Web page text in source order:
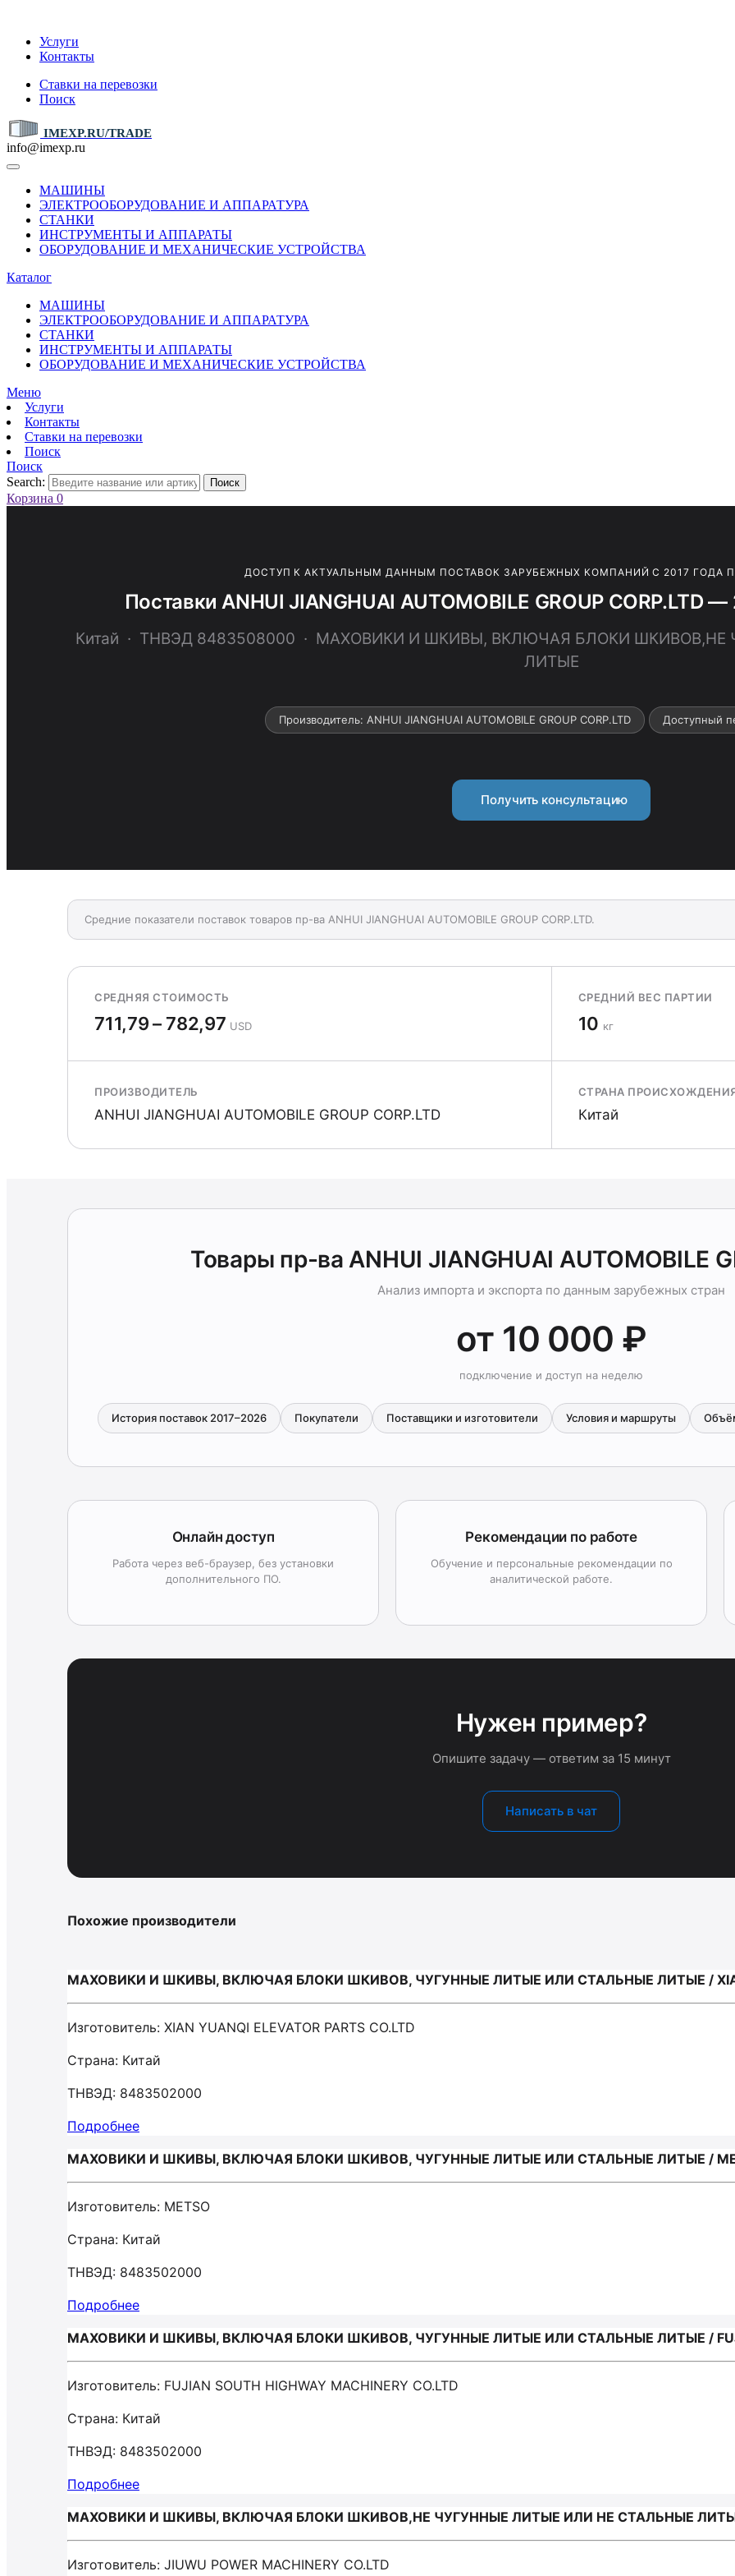
Услуги
Контакты
Ставки на перевозки
Поиск
IMEXP.RU/TRADE
info@imexp.ru
МАШИНЫ
ЭЛЕКТРООБОРУДОВАНИЕ И АППАРАТУРА
СТАНКИ
ИНСТРУМЕНТЫ И АППАРАТЫ
ОБОРУДОВАНИЕ И МЕХАНИЧЕСКИЕ УСТРОЙСТВА
Каталог
МАШИНЫ
ЭЛЕКТРООБОРУДОВАНИЕ И АППАРАТУРА
СТАНКИ
ИНСТРУМЕНТЫ И АППАРАТЫ
ОБОРУДОВАНИЕ И МЕХАНИЧЕСКИЕ УСТРОЙСТВА
Меню
Услуги
Контакты
Ставки на перевозки
Поиск
Поиск
Search:
Поиск
Корзина 0
ДОСТУП К АКТУАЛЬНЫМ ДАННЫМ ПОСТАВОК ЗАРУБЕЖНЫХ КОМПАНИЙ С 2017 ГОДА
Поставки ANHUI JIANGHUAI AUTOMOBILE GROUP CORP.LTD
Китай · ТНВЭД 8483508000 · МАХОВИКИ И ШКИВЫ, ВКЛЮЧАЯ БЛОКИ
ЛИТЫЕ
Производитель: ANHUI JIANGHUAI AUTOMOBILE GROUP CORP.LTD Доступный
Получить консультацию
Средние показатели поставок товаров пр-ва ANHUI JIANGHUAI AUTOMOBILE GROUP CORP.LTD.
СРЕДНЯЯ СТОИМОСТЬ
711,79 – 782,97 USD
СРЕДНИЙ ВЕС ПАРТИИ
10 кг
ПРОИЗВОДИТЕЛЬ
ANHUI JIANGHUAI AUTOMOBILE GROUP CORP.LTD
СТРАНА
Китай
Товары пр-ва ANHUI JIANGHUAI AUTOMOBILE
Анализ импорта и экспорта по данным зарубежных стран
от 10 000 ₽
подключение и доступ на неделю
История поставок 2017–2026 Покупатели Поставщики и изготовители Условия и маршруты
Онлайн доступ
Работа через веб-браузер, без установки
дополнительного ПО.
Рекомендации по работе
Обучение и персональные рекомендации по
аналитической работе.
Нужен пример?
Опишите задачу — ответим за 15 минут
Написать в чат
Похожие производители
МАХОВИКИ И ШКИВЫ, ВКЛЮЧАЯ БЛОКИ ШКИВОВ, ЧУГУННЫЕ ЛИТЫЕ ИЛИ СТАЛЬНЫЕ ЛИТЫЕ / XIAN
Изготовитель: XIAN YUANQI ELEVATOR PARTS CO.LTD
Страна: Китай
ТНВЭД: 8483502000
Подробнее
МАХОВИКИ И ШКИВЫ, ВКЛЮЧАЯ БЛОКИ ШКИВОВ, ЧУГУННЫЕ ЛИТЫЕ ИЛИ СТАЛЬНЫЕ ЛИТЫЕ /
Изготовитель: METSO
Страна: Китай
ТНВЭД: 8483502000
Подробнее
МАХОВИКИ И ШКИВЫ, ВКЛЮЧАЯ БЛОКИ ШКИВОВ, ЧУГУННЫЕ ЛИТЫЕ ИЛИ СТАЛЬНЫЕ ЛИТЫЕ / FUJIAN
Изготовитель: FUJIAN SOUTH HIGHWAY MACHINERY CO.LTD
Страна: Китай
ТНВЭД: 8483502000
Подробнее
МАХОВИКИ И ШКИВЫ, ВКЛЮЧАЯ БЛОКИ ШКИВОВ,НЕ ЧУГУННЫЕ ЛИТЫЕ ИЛИ НЕ СТАЛЬНЫЕ ЛИТЫЕ /
Изготовитель: JIUWU POWER MACHINERY CO.LTD